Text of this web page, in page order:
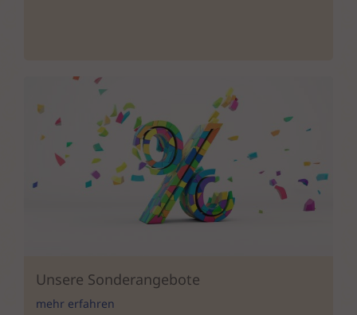
Unsere Sonderangebote
mehr erfahren